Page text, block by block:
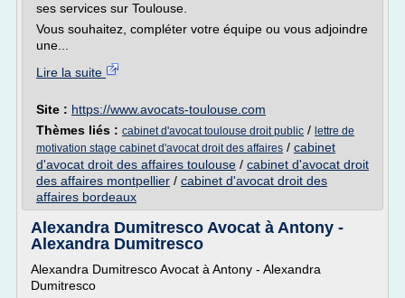
ses services sur Toulouse.
Vous souhaitez, compléter votre équipe ou vous adjoindre
une...
Lire la suite
Site : https://www.avocats-toulouse.com
Thèmes liés : cabinet d'avocat toulouse droit public / lettre de
motivation stage cabinet d'avocat droit des affaires / cabinet
d'avocat droit des affaires toulouse / cabinet d'avocat droit
des affaires montpellier / cabinet d'avocat droit des
affaires bordeaux
Alexandra Dumitresco Avocat à Antony -
Alexandra Dumitresco
Alexandra Dumitresco Avocat à Antony - Alexandra
Dumitresco